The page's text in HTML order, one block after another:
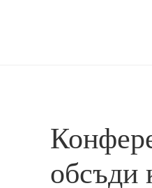
обсъди